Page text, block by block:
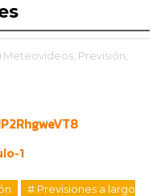
Meteovídeos, Previsión,
# Previsiones a largo